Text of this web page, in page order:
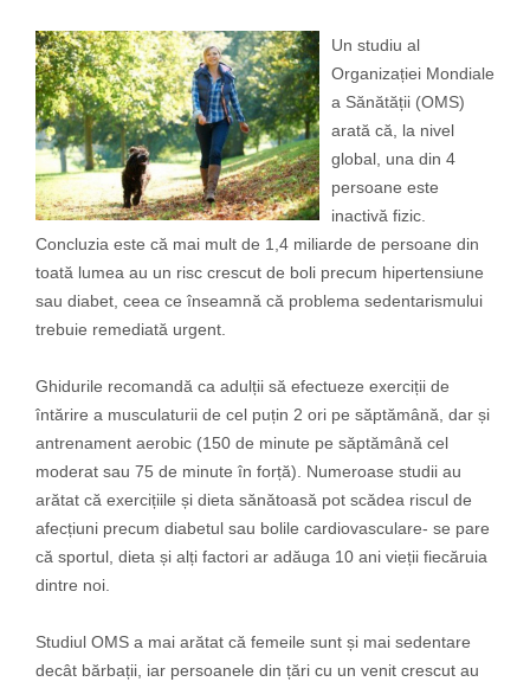
Un studiu al
Organizației Mondiale
a Sănătății (OMS)
arată că, la nivel
global, una din 4
persoane este
inactivă fizic.
Concluzia este că mai mult de 1,4 miliarde de persoane din
toată lumea au un risc crescut de boli precum hipertensiune
sau diabet, ceea ce înseamnă că problema sedentarismului
trebuie remediată urgent.
Ghidurile recomandă ca adulții să efectueze exerciții de
întărire a musculaturii de cel puțin 2 ori pe săptămână, dar și
antrenament aerobic (150 de minute pe săptămână cel
moderat sau 75 de minute în forță). Numeroase studii au
arătat că exercițiile și dieta sănătoasă pot scădea riscul de
afecțiuni precum diabetul sau bolile cardiovasculare- se pare
că sportul, dieta și alți factori ar adăuga 10 ani vieții fiecăruia
dintre noi.
Studiul OMS a mai arătat că femeile sunt și mai sedentare
decât bărbații, iar persoanele din țări cu un venit crescut au